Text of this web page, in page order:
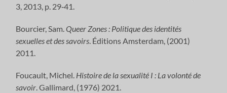
3, 2013, p. 29‑41.
Bourcier, Sam.Queer Zones : Politique des identités
sexuelles et des savoirs. Éditions Amsterdam, (2001)
2011.
Foucault, Michel. Histoire de la sexualité I : La volonté de
savoir. Gallimard, (1976) 2021.